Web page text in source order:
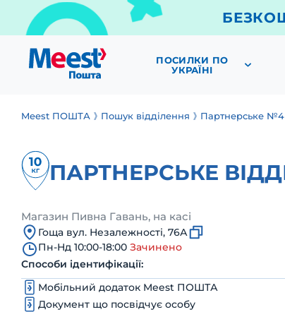
ПОСИЛКИ ПО
УКРАЇНІ
Meest ПОШТА Пошук відділення Партнерське №4
ПАРТНЕРСЬКЕ
Магазин Пивна Гавань, на касі
Гоща вул. Незалежності, 76А
Пн-Нд 10:00-18:00 Зачинено
Способи ідентифікації:
Мобільний додаток Meest ПОШТА
Документ що посвідчує особу